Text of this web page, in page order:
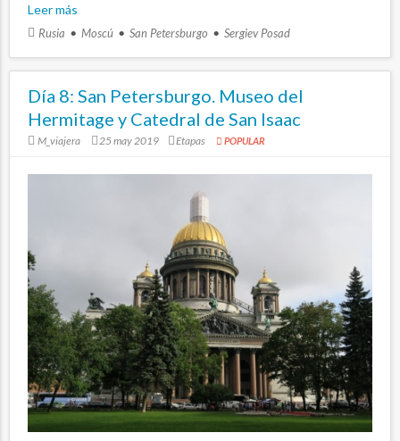
Leer más
Rusia Moscú San Petersburgo Sergiev Posad
Día 8: San Petersburgo. Museo del
Hermitage y Catedral de San Isaac
M_viajera 25 may 2019 Etapas POPULAR